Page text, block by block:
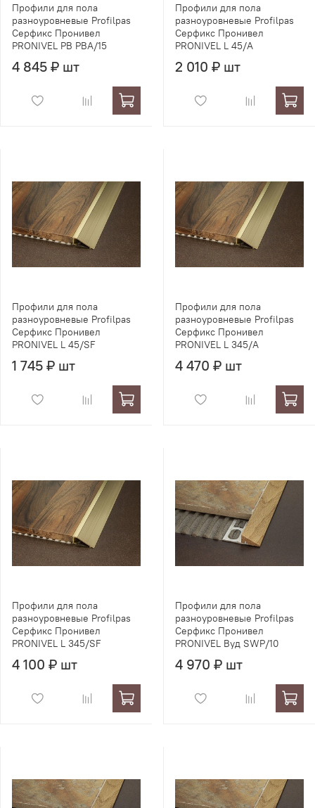
Профили для пола
разноуровневые Profilpas
Серфикс Пронивел
PRONIVEL PB PBA/15
4 845 ₽ шт
Профили для пола
разноуровневые Profilpas
Серфикс Пронивел
PRONIVEL L 45/A
2 010 ₽ шт
Профили для пола
разноуровневые Profilpas
Серфикс Пронивел
PRONIVEL L 45/SF
1 745 ₽ шт
Профили для пола
разноуровневые Profilpas
Серфикс Пронивел
PRONIVEL L 345/A
4 470 ₽ шт
Профили для пола
разноуровневые Profilpas
Серфикс Пронивел
PRONIVEL L 345/SF
4 100 ₽ шт
Профили для пола
разноуровневые Profilpas
Серфикс Пронивел
PRONIVEL Вуд SWP/10
4 970 ₽ шт